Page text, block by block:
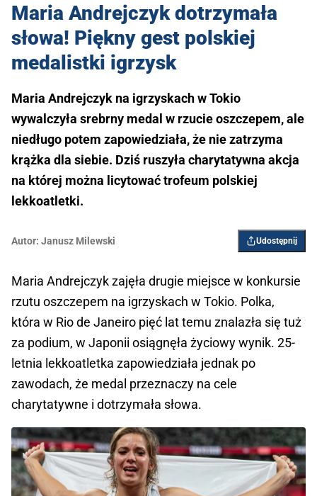
Maria Andrejczyk dotrzymała
słowa! Piękny gest polskiej
medalistki igrzysk
Maria Andrejczyk na igrzyskach w Tokio
wywalczyła srebrny medal w rzucie oszczepem, ale
niedługo potem zapowiedziała, że nie zatrzyma
krążka dla siebie. Dziś ruszyła charytatywna akcja
na której można licytować trofeum polskiej
lekkoatletki.
Autor: Janusz Milewski Udostępnij
Maria Andrejczyk zajęła drugie miejsce w konkursie
rzutu oszczepem na igrzyskach w Tokio. Polka,
która w Rio de Janeiro pięć lat temu znalazła się tuż
za podium, w Japonii osiągnęła życiowy wynik. 25-
letnia lekkoatletka zapowiedziała jednak po
zawodach, że medal przeznaczy na cele
charytatywne i dotrzymała słowa.